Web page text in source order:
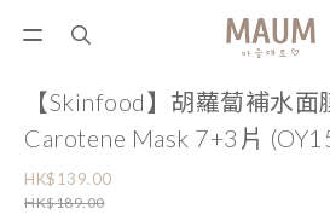
【Skinfood】胡蘿蔔補水
Carotene Mask 7+3片
HK$139.00
HK$189.00